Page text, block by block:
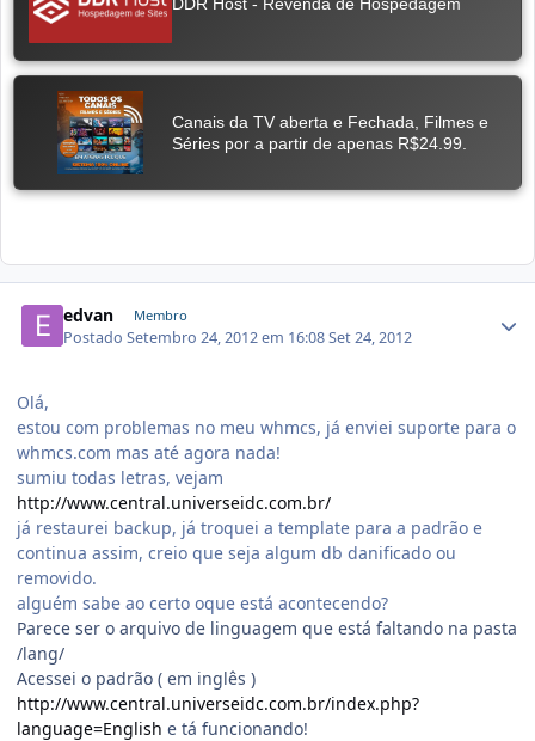
edvan Membro
PostadoSetembro 24, 2012 em 16:08Set 24, 2012
Olá,
estou com problemas no meu whmcs, já enviei suporte para o
whmcs.com mas até agora nada!
sumiu todas letras, vejam
http://www.central.universeidc.com.br/
já restaurei backup, já troquei a template para a padrão e
continua assim, creio que seja algum db danificado ou
removido.
alguém sabe ao certo oque está acontecendo?
Parece ser o arquivo de linguagem que está faltando na pasta
/lang/
Acessei o padrão ( em inglês )
http://www.central.universeidc.com.br/index.php?
language=English e tá funcionando!